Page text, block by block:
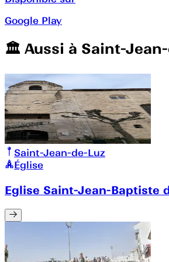
Google Play
🏛️️ Aussi à Saint-
Saint-Jean-de-Luz
Église
Eglise Saint-Jean-Baptiste